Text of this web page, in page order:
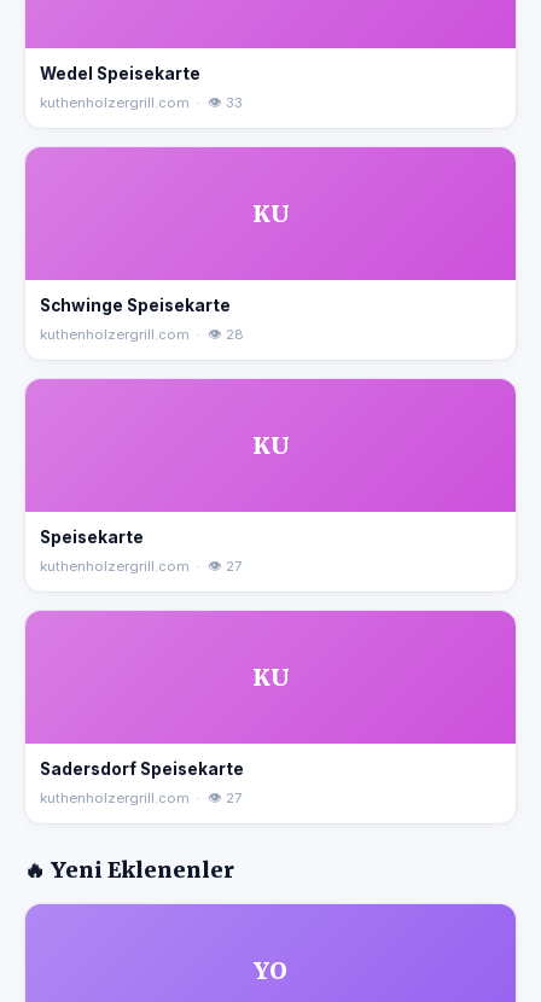
Wedel Speisekarte
kuthenholzergrill.com · 👁 33
KU
Schwinge Speisekarte
kuthenholzergrill.com · 👁 28
KU
Speisekarte
kuthenholzergrill.com · 👁 27
KU
Sadersdorf Speisekarte
kuthenholzergrill.com · 👁 27
🔥 Yeni Eklenenler
YO